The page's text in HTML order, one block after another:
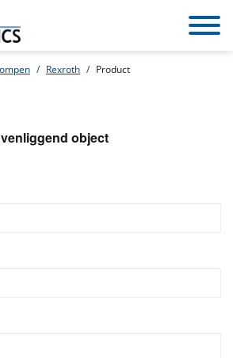
Toggle
Rexroth Product
object